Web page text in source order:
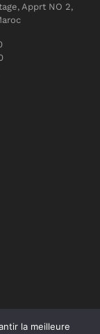
Apprt NO 2,
la meilleure